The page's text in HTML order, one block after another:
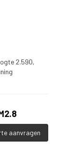
2.590,
aanvragen